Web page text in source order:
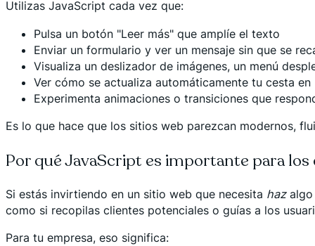
Utilizas JavaScript cada vez que:
Pulsa un botón "Leer más" que amplíe el texto
Enviar un formulario y ver un mensaje sin que se
Visualiza un deslizador de imágenes, un menú
Ver cómo se actualiza automáticamente tu cesta en
Experimenta animaciones o transiciones que
Es lo que hace que los sitios web parezcan modernos,
Por qué JavaScript es importante para
Si estás invirtiendo en un sitio web que necesita hazalgo
como si recopilas clientes potenciales o guías a los
Para tu empresa, eso significa: